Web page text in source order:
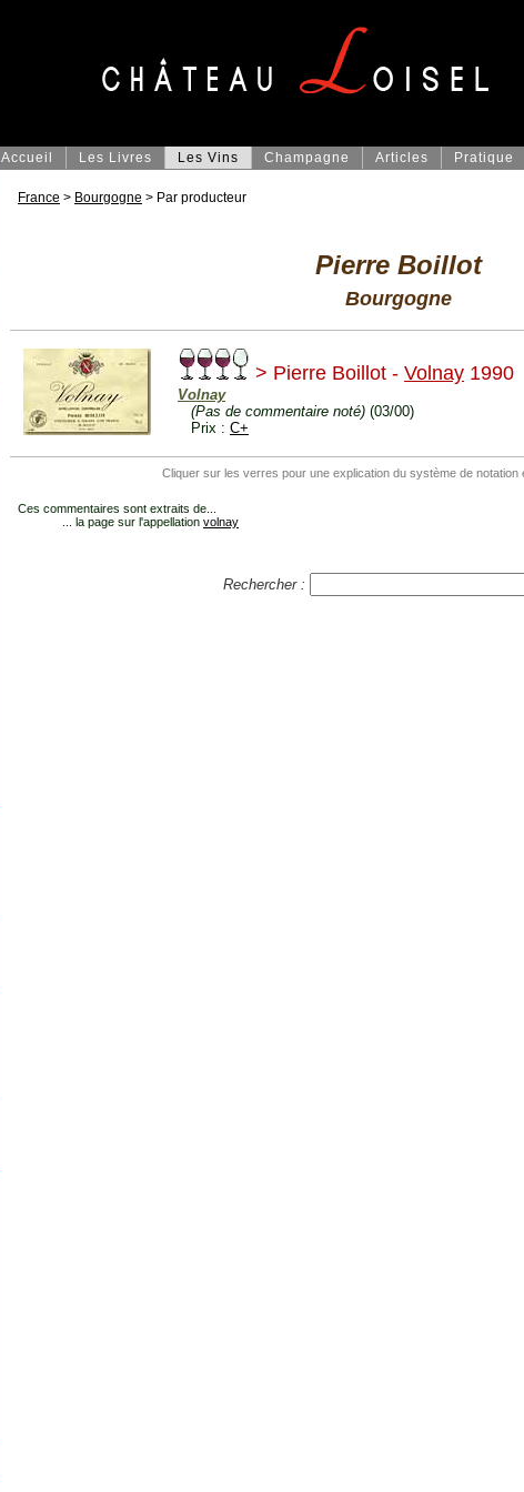
Accueil Les Livres Les Vins Champagne Articles Pratique
France > Bourgogne > Par producteur
Pierre Boillot
Bourgogne
> Pierre Boillot - Volnay 1990
Volnay
(Pas de commentaire noté) (03/00)
Prix : C+
Cliquer sur les verres pour une explication du système de notation
Ces commentaires sont extraits de...
... la page sur l'appellation volnay
Rechercher :